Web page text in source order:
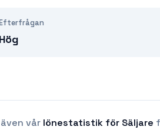
Hög
vår lönestatistik för Säljare